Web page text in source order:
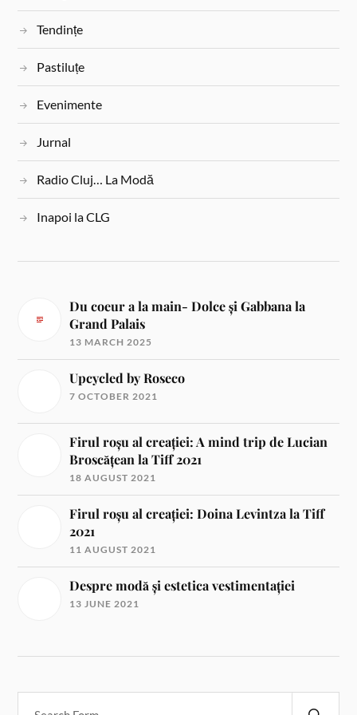
Tendințe
Pastiluțe
Evenimente
Jurnal
Radio Cluj… La Modă
Inapoi la CLG
Du coeur a la main- Dolce și Gabbana la
Grand Palais
13 MARCH 2025
Upcycled by Roseco
7 OCTOBER 2021
Firul roșu al creației: A mind trip de Lucian
Broscățean la Tiff 2021
18 AUGUST 2021
Firul roșu al creației: Doina Levintza la Tiff
2021
11 AUGUST 2021
Despre modă și estetica vestimentației
13 JUNE 2021